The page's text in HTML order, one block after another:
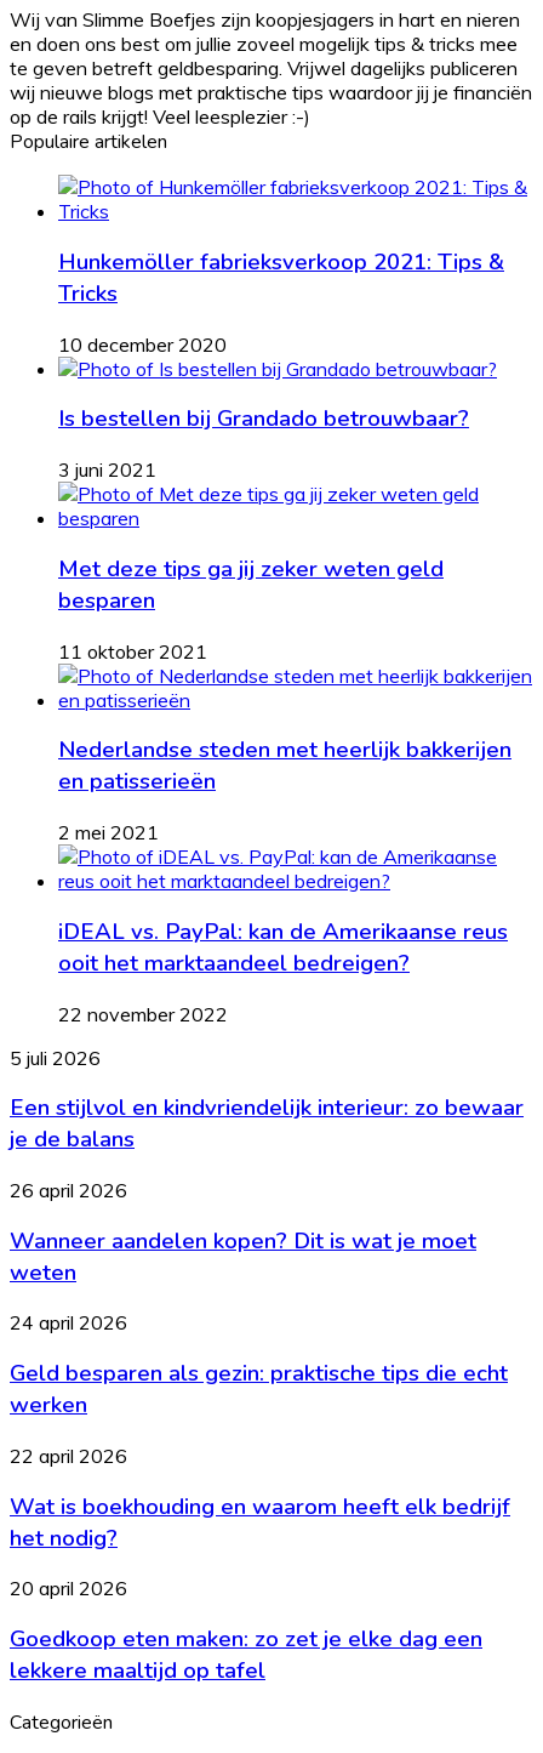
Wij van Slimme Boefjes zijn koopjesjagers in hart en nieren
en doen ons best om jullie zoveel mogelijk tips & tricks mee
te geven betreft geldbesparing. Vrijwel dagelijks publiceren
wij nieuwe blogs met praktische tips waardoor jij je financiën
op de rails krijgt! Veel leesplezier :-)
Populaire artikelen
Hunkemöller fabrieksverkoop 2021: Tips &
Tricks
10 december 2020
Is bestellen bij Grandado betrouwbaar?
3 juni 2021
Met deze tips ga jij zeker weten geld
besparen
11 oktober 2021
Nederlandse steden met heerlijk bakkerijen
en patisserieën
2 mei 2021
iDEAL vs. PayPal: kan de Amerikaanse reus
ooit het marktaandeel bedreigen?
22 november 2022
Een
en
kindvriendelijk
interieur:
bewaar
de
balans
5 juli 2026
Een stijlvol en kindvriendelijk interieur: zo bewaar
je de balans
Wanneer
kopen?
is
je
weten
26 april 2026
Wanneer aandelen kopen? Dit is wat je moet
weten
Geld
als
gezin:
praktische
die
werken
24 april 2026
Geld besparen als gezin: praktische tips die echt
werken
Wat
boekhouding
en
waarom
elk
het
nodig?
22 april 2026
Wat is boekhouding en waarom heeft elk bedrijf
het nodig?
Goedkoop
maken:
zo
zet
elke
20 april 2026
Goedkoop eten maken: zo zet je elke dag een
lekkere maaltijd op tafel
Categorieën